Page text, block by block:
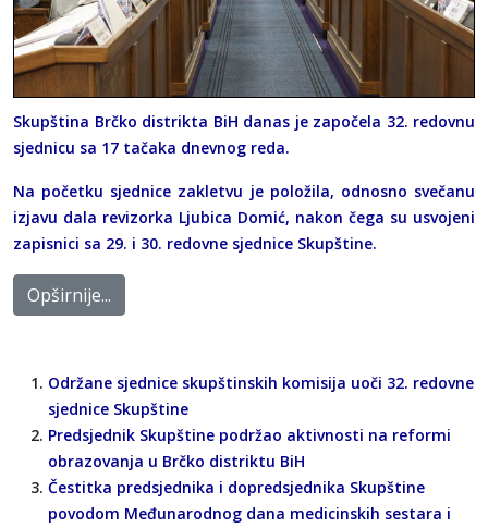
Skupština Brčko distrikta BiH danas je započela 32. redovnu
sjednicu sa 17 tačaka dnevnog reda.
Na početku sjednice zakletvu je položila, odnosno svečanu
izjavu dala revizorka Ljubica Domić, nakon čega su usvojeni
zapisnici sa 29. i 30. redovne sjednice Skupštine.
Opširnije...
Održane sjednice skupštinskih komisija uoči 32. redovne
sjednice Skupštine
Predsjednik Skupštine podržao aktivnosti na reformi
obrazovanja u Brčko distriktu BiH
Čestitka predsjednika i dopredsjednika Skupštine
povodom Međunarodnog dana medicinskih sestara i